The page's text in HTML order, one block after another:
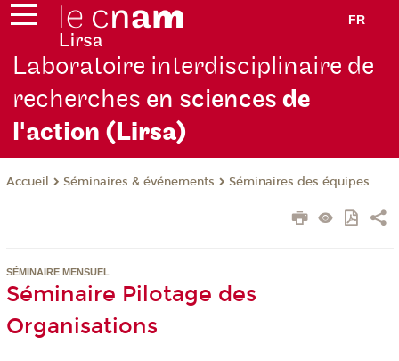
FR
Laboratoire interdisciplinaire de
recherches en sciencesde
l'action (Lirsa)
Accueil Séminaires & événements Séminaires des équipes
SÉMINAIRE MENSUEL
Séminaire Pilotage des
Organisations